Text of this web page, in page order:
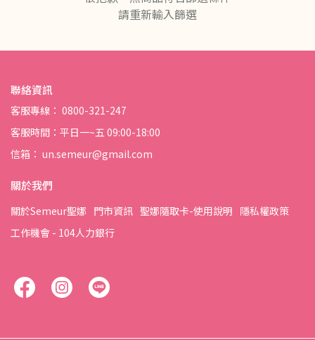
請重新輸入篩選
聯絡資訊
客服專線： 0800-321-247
客服時間：平日一~五 09:00-18:00
信箱： un.semeur@gmail.com
關於我們
關於Semeur聖娜 門市資訊 聖娜隨取卡-使用說明 隱私權政策
工作機會 - 104人力銀行